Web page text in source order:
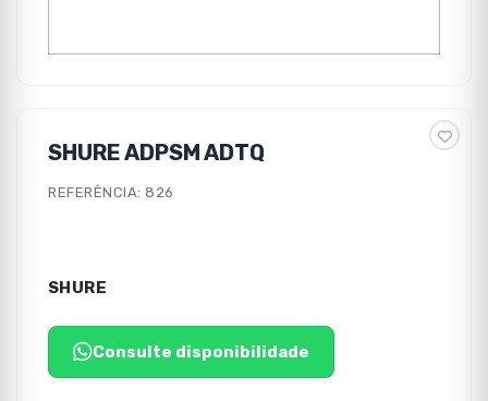
SHURE ADPSM ADTQ
REFERÊNCIA: 826
SHURE
Consulte disponibilidade